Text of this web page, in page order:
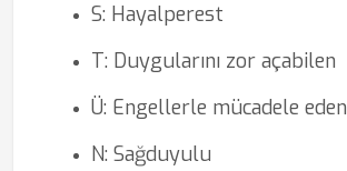
S: Hayalperest
T: Duygularını zor açabilen
Ü: Engellerle mücadele eden
N: Sağduyulu